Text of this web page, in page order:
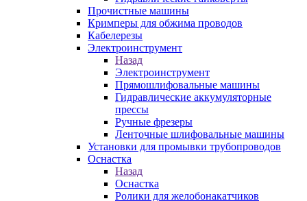
Прочистные машины
Кримперы для обжима проводов
Кабелерезы
Электроинструмент
Назад
Электроинструмент
Прямошлифовальные машины
Гидравлические аккумуляторные
прессы
Ручные фрезеры
Ленточные шлифовальные машины
Установки для промывки трубопроводов
Оснастка
Назад
Оснастка
Ролики для желобонакатчиков